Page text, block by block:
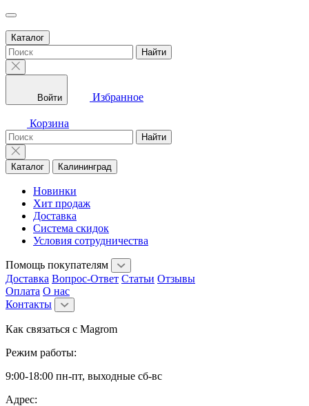
Каталог
Найти
Войти Избранное
Корзина
Найти
Каталог Калининград
Новинки
Хит продаж
Доставка
Система скидок
Условия сотрудничества
Помощь покупателям
Доставка Вопрос-Ответ Статьи Отзывы
Оплата О нас
Контакты
Как связаться с Magrom
Режим работы:
9:00-18:00 пн-пт, выходные сб-вс
Адрес: